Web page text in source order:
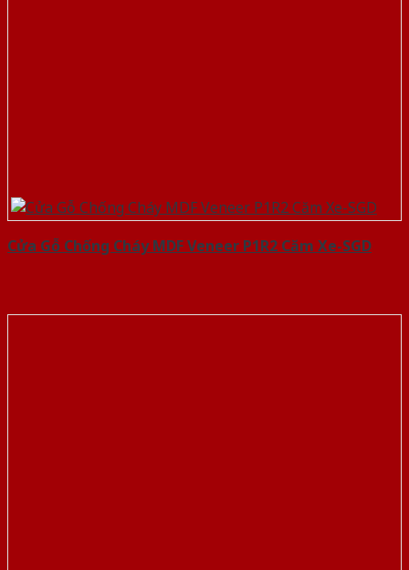
Cửa Gỗ Chống Cháy MDF Veneer P1R2 Căm Xe-SGD